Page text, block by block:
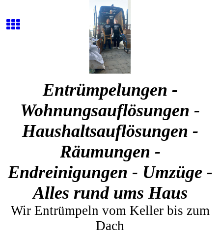
Entrümpelungen -
Wohnungsauflösungen -
Haushaltsauflösungen -
Räumungen -
Endreinigungen - Umzüge -
Alles rund ums Haus
Wir Entrümpeln vom Keller bis zum
Dach